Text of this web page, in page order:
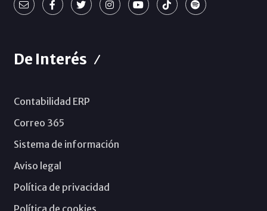
De Interés
Contabilidad ERP
Correo 365
Sistema de información
Aviso legal
Política de privacidad